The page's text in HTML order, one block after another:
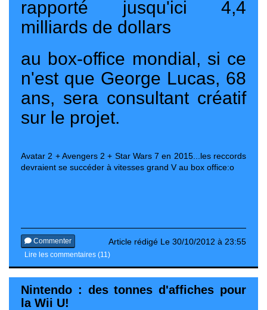
rapporté jusqu'ici 4,4
milliards de dollars
au box-office mondial, si ce
n'est que George Lucas, 68
ans, sera consultant créatif
sur le projet.
Avatar 2 + Avengers 2 + Star Wars 7 en 2015...les reccords
devraient se succéder à vitesses grand V au box office:o
Article rédigé Le 30/10/2012 à 23:55
Commenter
Lire les commentaires (11)
Nintendo : des tonnes d'affiches pour
la Wii U!